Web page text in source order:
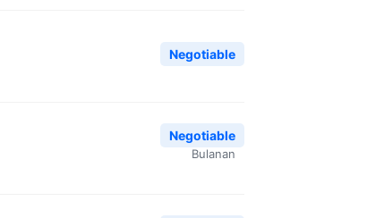
Negotiable
Negotiable
Bulanan